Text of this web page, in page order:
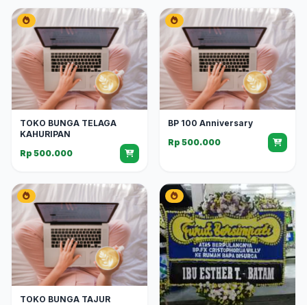
TOKO BUNGA TELAGA
KAHURIPAN
Rp 500.000
BP 100 Anniversary
Rp 500.000
TOKO BUNGA TAJUR